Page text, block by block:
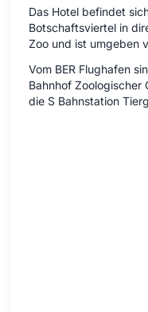
Das Hotel befindet
Botschaftsviertel in
Zoo und ist umgeben
Vom BER Flughafen
Bahnhof Zoologischer
die S Bahnstation